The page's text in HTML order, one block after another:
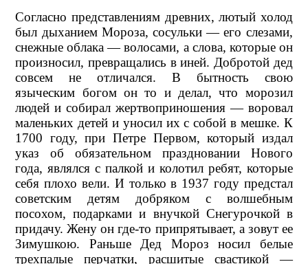
Согласно представлениям древних, лютый холод
был дыханием Мороза, сосульки — его слезами,
снежные облака — волосами, а слова, которые он
произносил, превращались в иней. Добротой дед
совсем не отличался. В бытность свою
языческим богом он то и делал, что морозил
людей и собирал жертвоприношения — воровал
маленьких детей и уносил их с собой в мешке. К
1700 году, при Петре Первом, который издал
указ об обязательном праздновании Нового
года, являлся с палкой и колотил ребят, которые
себя плохо вели. И только в 1937 году предстал
советским детям добряком с волшебным
посохом, подарками и внучкой Снегурочкой в
придачу. Жену он где-то припрятывает, а зовут ее
Зимушкою. Раньше Дед Мороз носил белые
трехпалые перчатки, расшитые свастикой —